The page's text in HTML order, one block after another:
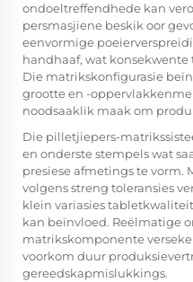
ondoeltreffendhede kan
persmasjiene beskik oor
eenvormige
handhaaf, wat
Die matrikskonfigurasie
grootte en -
noodsaaklik maak om
Die pilletjiepers-
en onderste stempels wat
presiese afmetings te vorm.
volgens streng toleransies
klein variasies
kan beïnvloed. Reëlmatige
matrikskomponente
voorkom duur
gereedskapmislukkings.